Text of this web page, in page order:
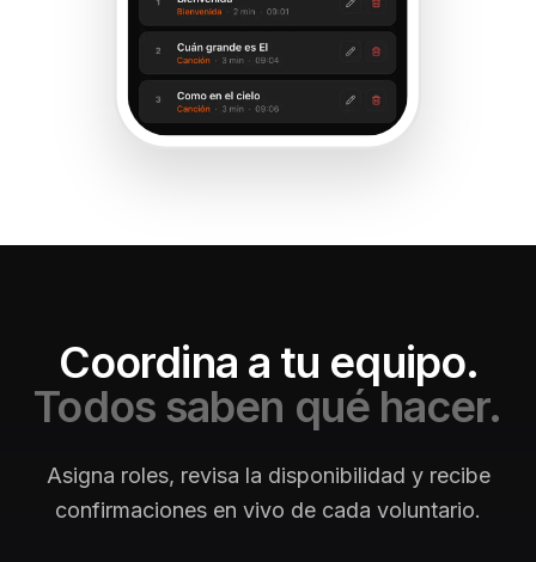
Coordina a tu equipo.
Todos saben qué hacer.
Asigna roles, revisa la disponibilidad y recibe
confirmaciones en vivo de cada voluntario.